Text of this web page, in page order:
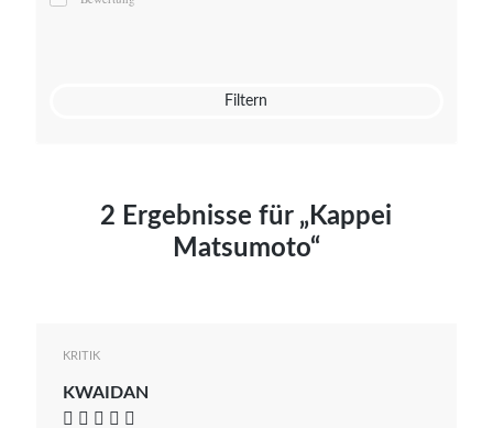
Mato von Vogelstein
Filtern
2 Ergebnisse für „Kappei
Matsumoto“
KRITIK
KWAIDAN
    